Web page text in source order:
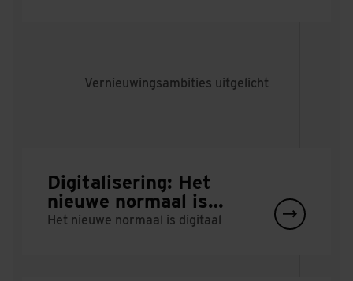
Vernieuwingsambities uitgelicht
Digitalisering: Het
nieuwe normaal is
digitaal
Het nieuwe normaal is digitaal